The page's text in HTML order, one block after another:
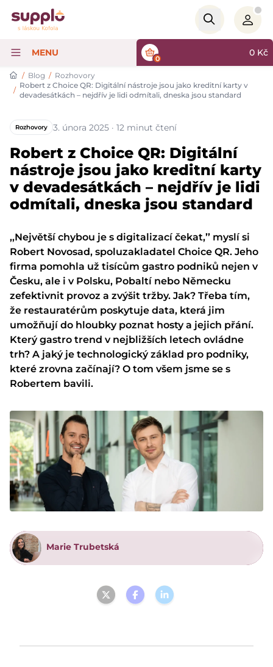
Logo
MENU
0
0 Kč
/ Blog / Rozhovory
/
Robert z Choice QR: Digitální nástroje jsou jako kreditní karty v
devadesátkách – nejdřív je lidi odmítali, dneska jsou standard
Rozhovory 3. února 2025 · 12 minut čtení
Robert z Choice QR: Digitální
nástroje jsou jako kreditní karty
v devadesátkách – nejdřív je lidi
odmítali, dneska jsou standard
‚‚Největší chybou je s digitalizací čekat,’’ myslí si
Robert Novosad, spoluzakladatel Choice QR. Jeho
firma pomohla už tisícům gastro podniků nejen v
Česku, ale i v Polsku, Pobaltí nebo Německu
zefektivnit provoz a zvýšit tržby. Jak? Třeba tím,
že restauratérům poskytuje data, která jim
umožňují do hloubky poznat hosty a jejich přání.
Který gastro trend v nejbližších letech ovládne
trh? A jaký je technologický základ pro podniky,
které zrovna začínají? O tom všem jsme se s
Robertem bavili.
Marie Trubetská